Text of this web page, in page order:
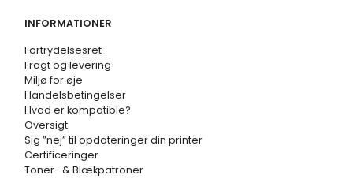
INFORMATIONER
Fortrydelsesret
Fragt og levering
Miljø for øje
Handelsbetingelser
Hvad er kompatible?
Oversigt
Sig ”nej” til opdateringer din printer
Certificeringer
Toner- & Blækpatroner